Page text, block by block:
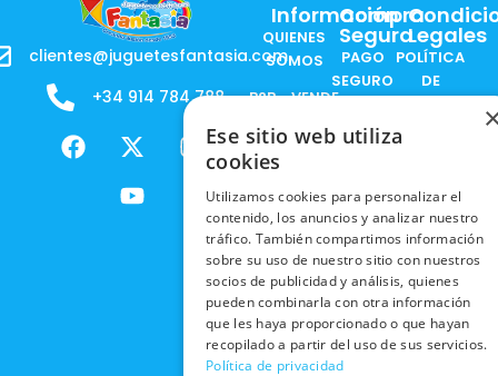
clientes@juguetesfantasia.com
+34 914 784 788
F
a
X
-
t
w
m
Y
o
u
t
Información
QUIENES
SOMOS
B2B - VENDE
PRODUCTOS
SOCIAL
TRABAJA
CON
NOSOTROS
NUESTRAS
TIENDAS
Compra
Segura
PAGO
SEGURO
NACIONALES
INTERNACIONALES
RECOGIDA
EN TIENDA
DEVOLUCIONES
Y CAMBIOS
CANCELAR
Legales
POLÍTICA
DE
POLÍTICAS
PRIVACIDAD
EN RRSS
POLÍTICA DE
PRIVACIDAD
CONDICIONES
DE COMPRA
Ese sitio web utiliza
cookies
Utilizamos cookies para personalizar el
contenido, los anuncios y analizar nuestro
tráfico. También compartimos información
sobre su uso de nuestro sitio con nuestros
socios de publicidad y análisis, quienes
pueden combinarla con otra información
que les haya proporcionado o que hayan
recopilado a partir del uso de sus servicios.
Política de privacidad